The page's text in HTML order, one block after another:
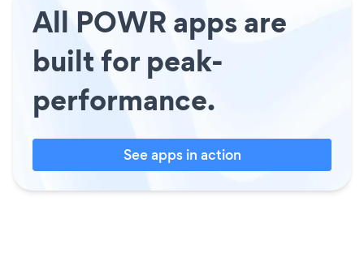
All POWR apps are
built for peak-
performance.
See apps in action